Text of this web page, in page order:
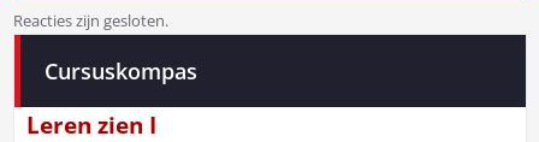
Bericht
navigatie
Reacties zijn gesloten.
Cursuskompas
Leren zien I